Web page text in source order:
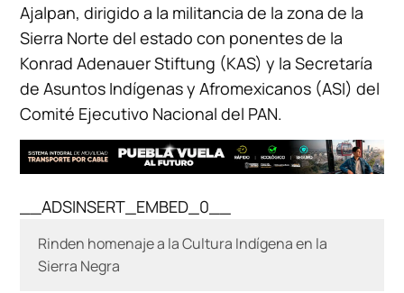
Ajalpan, dirigido a la militancia de la zona de la
Sierra Norte del estado con ponentes de la
Konrad Adenauer Stiftung (KAS) y la Secretaría
de Asuntos Indígenas y Afromexicanos (ASI) del
Comité Ejecutivo Nacional del PAN.
__ADSINSERT_EMBED_0__
Rinden homenaje a la Cultura Indígena en la
Sierra Negra